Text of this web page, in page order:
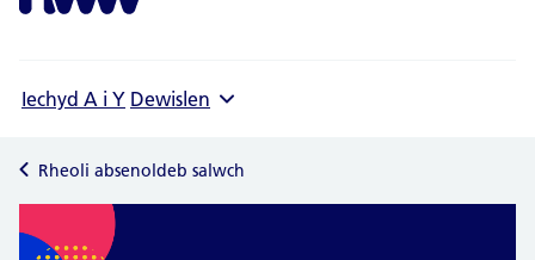
Iechyd A i Y Dewislen
Rheoli absenoldeb salwch